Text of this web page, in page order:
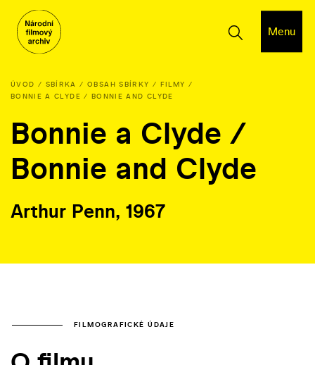
Menu
ÚVOD SBÍRKA OBSAH SBÍRKY
FILMY
BONNIE A CLYDE / BONNIE AND CLYDE
Bonnie a Clyde /
Bonnie and Clyde
Arthur Penn, 1967
FILMOGRAFICKÉ ÚDAJE